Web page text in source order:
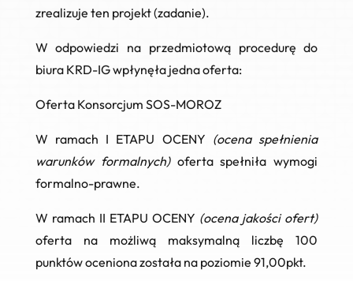
zrealizuje ten projekt (zadanie).
W odpowiedzi na przedmiotową procedurę do
biura KRD-IG wpłynęła jedna oferta:
Oferta Konsorcjum SOS-MOROZ
W ramach I ETAPU OCENY (ocena spełnienia
warunków formalnych)oferta spełniła wymogi
formalno-prawne.
W ramach II ETAPU OCENY (ocena jakości ofert)
oferta na możliwą maksymalną liczbę 100
punktów oceniona została na poziomie 91,00pkt.